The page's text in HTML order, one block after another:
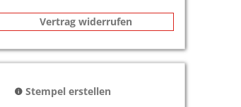
Vertrag widerrufen
Stempel erstellen